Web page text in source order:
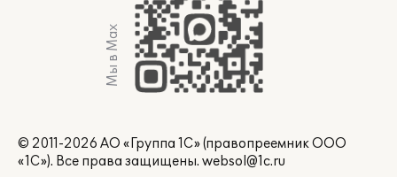
Мы в Max
© 2011-2026 АО «Группа 1С» (правопреемник ООО
«1С»). Все права защищены. websol@1c.ru